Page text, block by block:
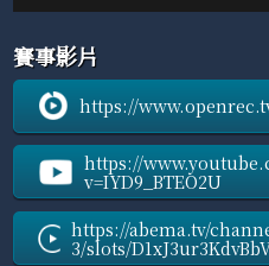
賽事影片
https://
https://
v=IYD9_BTEO2U
https://abema.tv/
3/slots/